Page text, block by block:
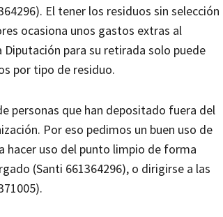
El tener los residuos sin selección
ocasiona unos gastos extras al
para su retirada solo puede
por tipo de residuo.
personas que han depositado fuera del
Por eso pedimos un buen uso de
hacer uso del punto limpio de forma
(Santi 661364296), o dirigirse a las